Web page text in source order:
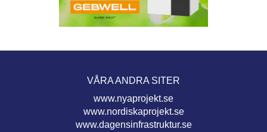
VÅRA ANDRA SITER
www.nyaprojekt.se
www.nordiskaprojekt.se
www.dagensinfrastruktur.se